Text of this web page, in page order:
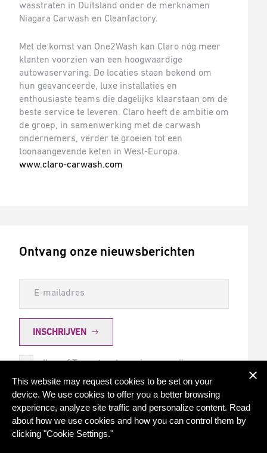
wasstraten in Duitsland onder de merknamen
Niagara Carwash en Cleanfactory.
Met de komst van One2Wash kan Claro nóg meer
klanten voorzien van een hoogwaardige
autowaservaring. De locaties staan bekend om
hun geavanceerde, luxe installaties en
enthousiaste teams die dagelijks klaarstaan om de
beste service te leveren. Claro heeft de ambitie om
de groep, in samenwerking met de carwash
ondernemers, verder te groeien tot een
toonaangevende keten in West-Europa.
www.claro-carwash.com
Ontvang onze nieuwsberichten
INSCHRIJVEN
Ik geef Torqx toestemming om mij
nieuwsberichten te sturen
This website may request cookies to be set on your
device. We use cookies to offer you a better browsing
experience, analyze site traffic and personalize content. Read
about how we use cookies and how you can control them by
clicking "Cookie Settings."